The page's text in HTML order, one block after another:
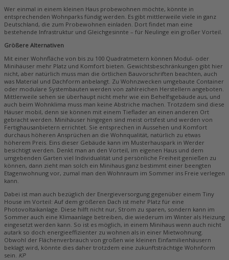
Wer einmal in einem kleinen Haus probewohnen möchte, könnte in
entsprechenden Wohnparks fündig werden. Es gibt mittlerweile viele in ganz
Deutschland, die zum Probewohnen einladen. Dort findet man eine
bestehende Infrastruktur und Gleichgesinnte – für Neulinge ein großer Vorteil.
Größere Alternativen
Mit einer Wohnfläche von bis zu 100 Quadratmetern können Modul- oder
Minihäuser mehr Platz und Komfort bieten. Gewichtsbeschränkungen gibt hier
nicht, aber natürlich muss man die örtlichen Bauvorschriften beachten, auch
was Material und Dachform anbelangt. Zu Wohnzwecken umgebaute Container
oder modulare Systembauten werden von zahlreichen Herstellern angeboten.
Mittlerweile sehen sie überhaupt nicht mehr wie ein Behelfsgebäude aus, und
auch beim Wohnklima muss man keine Abstriche machen. Trotzdem sind diese
Häuser mobil, denn sie können mit einem Tieflader an einen anderen Ort
gebracht werden. Minihäuser hingegen sind meist ortsfest und werden von
Fertighausanbietern errichtet. Sie entsprechen in Aussehen und Komfort
durchaus höheren Ansprüchen an die Wohnqualität, natürlich zu etwas
höherem Preis. Eins dieser Gebäude kann im Musterhauspark in Werder
besichtigt werden. Denkt man an den Vorteil, im eigenen Haus und dem
umgebenden Garten viel Individualität und persönliche Freiheit genießen zu
können, dann zieht man solch ein Minihaus ganz bestimmt einer beengten
Etagenwohnung vor, zumal man den Wohnraum im Sommer ins Freie verlegen
kann.
Dabei ist man auch bezüglich der Energieversorgung gegenüber einem Tiny
House im Vorteil: Auf dem größeren Dach ist mehr Platz für eine
Photovoltaikanlage. Diese hilft nicht nur, Strom zu sparen, sondern kann im
Sommer auch eine Klimaanlage betreiben, die wiederum im Winter als Heizung
eingesetzt werden kann. So ist es möglich, in einem Minihaus wenn auch nicht
autark so doch energieeffizienter zu wohnen als in einer Mietwohnung.
Obwohl der Flächenverbrauch von großen wie kleinen Einfamilienhäusern
beklagt wird, könnte dies daher trotzdem eine zukunftsträchtige Wohnform
sein. KP